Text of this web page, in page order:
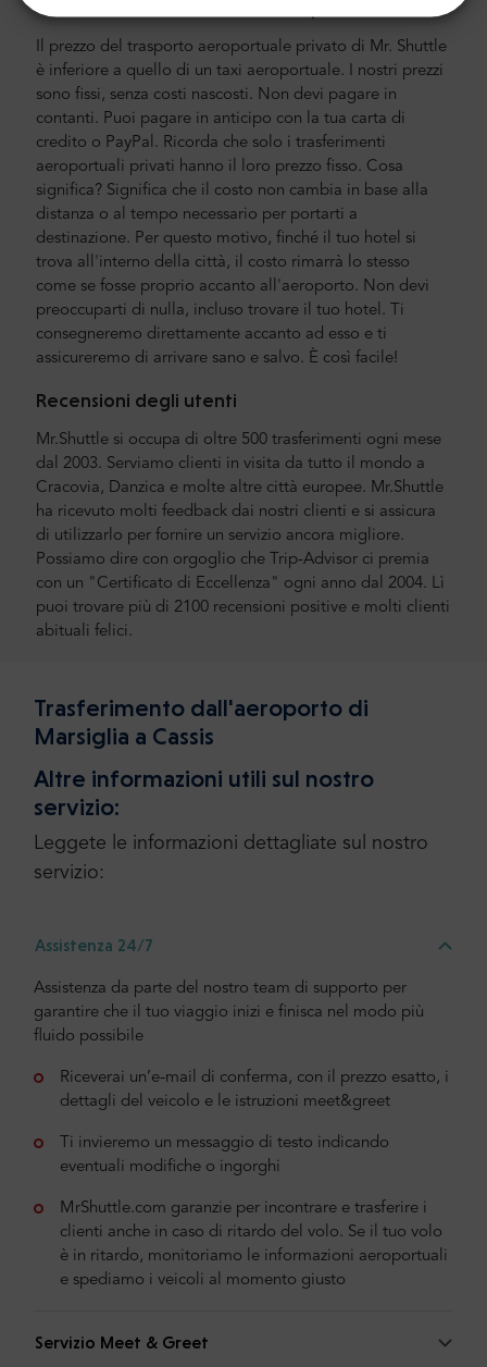
Costo del trasferimento in aeroporto e città
Il prezzo del trasporto aeroportuale privato di Mr. Shuttle
è inferiore a quello di un taxi aeroportuale. I nostri prezzi
sono fissi, senza costi nascosti. Non devi pagare in
contanti. Puoi pagare in anticipo con la tua carta di
credito o PayPal. Ricorda che solo i trasferimenti
aeroportuali privati hanno il loro prezzo fisso. Cosa
significa? Significa che il costo non cambia in base alla
distanza o al tempo necessario per portarti a
destinazione. Per questo motivo, finché il tuo hotel si
trova all'interno della città, il costo rimarrà lo stesso
come se fosse proprio accanto all'aeroporto. Non devi
preoccuparti di nulla, incluso trovare il tuo hotel. Ti
consegneremo direttamente accanto ad esso e ti
assicureremo di arrivare sano e salvo. È così facile!
Recensioni degli utenti
Mr.Shuttle si occupa di oltre 500 trasferimenti ogni mese
dal 2003. Serviamo clienti in visita da tutto il mondo a
Cracovia, Danzica e molte altre città europee. Mr.Shuttle
ha ricevuto molti feedback dai nostri clienti e si assicura
di utilizzarlo per fornire un servizio ancora migliore.
Possiamo dire con orgoglio che Trip-Advisor ci premia
con un "Certificato di Eccellenza" ogni anno dal 2004. Lì
puoi trovare più di 2100 recensioni positive e molti clienti
abituali felici.
Trasferimento dall'aeroporto di
Marsiglia a Cassis
Altre informazioni utili sul nostro
servizio:
Leggete le informazioni dettagliate sul nostro
servizio:
Assistenza 24/7
Assistenza da parte del nostro team di supporto per
garantire che il tuo viaggio inizi e finisca nel modo più
fluido possibile
Riceverai un’e-mail di conferma, con il prezzo esatto, i
dettagli del veicolo e le istruzioni meet&greet
Ti invieremo un messaggio di testo indicando
eventuali modifiche o ingorghi
MrShuttle.com garanzie per incontrare e trasferire i
clienti anche in caso di ritardo del volo. Se il tuo volo
è in ritardo, monitoriamo le informazioni aeroportuali
e spediamo i veicoli al momento giusto
Servizio Meet & Greet